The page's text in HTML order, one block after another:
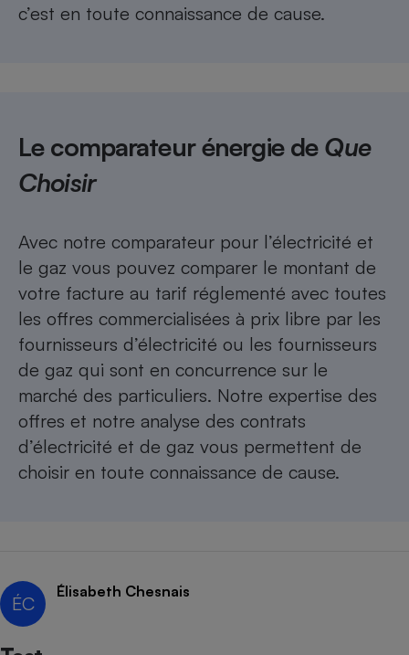
c’est en toute connaissance de cause.
Le comparateur énergie de Que
Choisir
Avec notre comparateur pour l’électricité et
le gaz vous pouvez comparer le montant de
votre facture au tarif réglementé avec toutes
les offres commercialisées à prix libre par les
fournisseurs d’électricité ou les fournisseurs
de gaz qui sont en concurrence sur le
marché des particuliers. Notre expertise des
offres et notre analyse des contrats
d’électricité et de gaz vous permettent de
choisir en toute connaissance de cause.
ÉC
Élisabeth Chesnais